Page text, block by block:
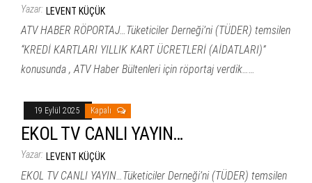
Yazar: LEVENT KÜÇÜK
ATV HABER RÖPORTAJ…Tüketiciler Derneği’ni (TÜDER) temsilen
“KREDİ KARTLARI YILLIK KART ÜCRETLERİ (AİDATLARI)”
konusunda , ATV Haber Bültenleri için röportaj verdik……
19 Eylül 2025 Kapalı
EKOL TV CANLI YAYIN…
Yazar: LEVENT KÜÇÜK
EKOL TV CANLI YAYIN…Tüketiciler Derneği’ni (TÜDER) temsilen